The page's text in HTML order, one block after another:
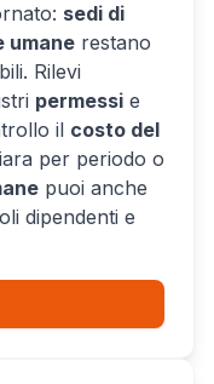
sedi di
umane restano
Rilevi
permessi e
il costo del
per periodo o
puoi anche
dipendenti e